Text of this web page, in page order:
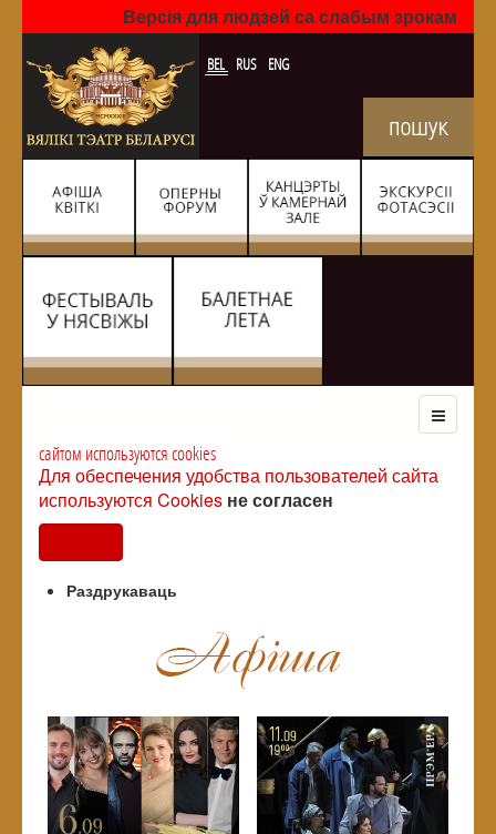
Версія для людзей са слабым зрокам
BEL RUS ENG
сайтом используются cookies
Для обеспечения удобства пользователей сайта
используются Cookies не согласен
Раздрукаваць